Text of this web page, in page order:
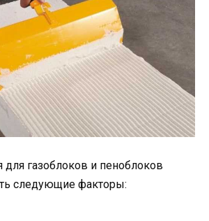
газоблоков и пеноблоков
следующие факторы: